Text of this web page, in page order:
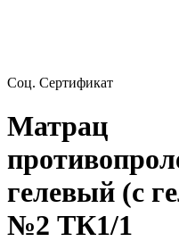
Соц. Сертификат
Матрац
гелевый (с
№2 ТК1/1